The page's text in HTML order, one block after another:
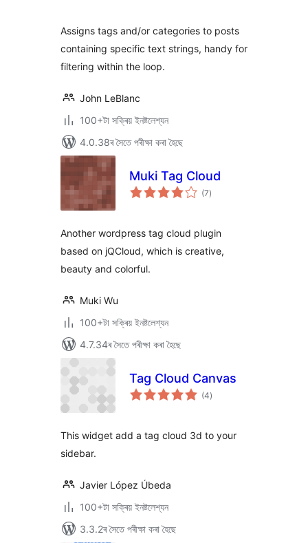
Assigns tags and/or categories to posts
containing specific text strings, handy for
filtering within the loop.
John LeBlanc
100+টা সক্ৰিয় ইনষ্টলেশ্যন
4.0.38ৰ সৈতে পৰীক্ষা কৰা হৈছে
Muki Tag Cloud
(7টা
মুঠ)
Another wordpress tag cloud plugin
based on jQCloud, which is creative,
beauty and colorful.
Muki Wu
100+টা সক্ৰিয় ইনষ্টলেশ্যন
4.7.34ৰ সৈতে পৰীক্ষা কৰা হৈছে
Tag Cloud Canvas
(4টা
মুঠ)
This widget add a tag cloud 3d to your
sidebar.
Javier López Úbeda
100+টা সক্ৰিয় ইনষ্টলেশ্যন
3.3.2ৰ সৈতে পৰীক্ষা কৰা হৈছে